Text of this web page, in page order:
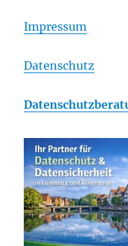
Impressum
Datenschutz